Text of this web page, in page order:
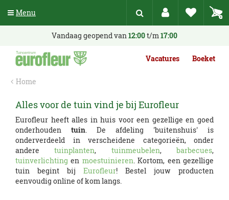
n
Home
Vandaag geopend van12:00t/m17:00
Vacatures Boeket
Alles voor de tuin vind je bij Eurofleur
Eurofleur heeft alles in huis voor een gezellige en goed
onderhouden tuin. De afdeling 'buitenshuis' is
onderverdeeld in verscheidene categorieën, onder
anderetuinplanten, tuinmeubelen,barbecues,
tuinverlichting en moestuinieren. Kortom, een gezellige
tuin begint bij Eurofleur! Bestel jouw producten
eenvoudig online of kom langs.
Menu